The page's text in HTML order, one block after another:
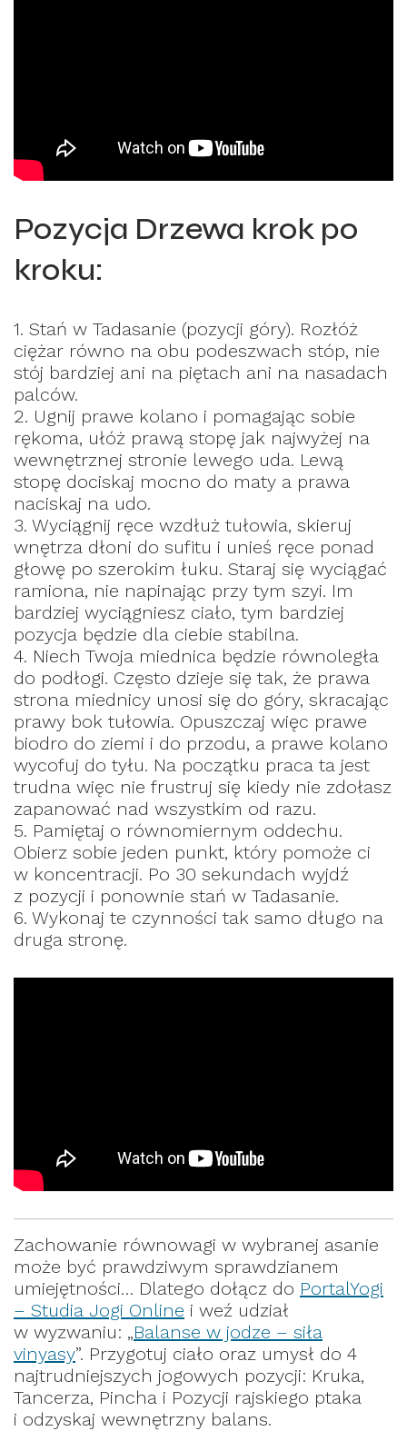
Pozycja Drzewa krok po
kroku:
1. Stań w Tadasanie (pozycji góry). Rozłóż
ciężar równo na obu podeszwach stóp, nie
stój bardziej ani na piętach ani na nasadach
palców.
2. Ugnij prawe kolano i pomagając sobie
rękoma, ułóż prawą stopę jak najwyżej na
wewnętrznej stronie lewego uda. Lewą
stopę dociskaj mocno do maty a prawa
naciskaj na udo.
3. Wyciągnij ręce wzdłuż tułowia, skieruj
wnętrza dłoni do sufitu i unieś ręce ponad
głowę po szerokim łuku. Staraj się wyciągać
ramiona, nie napinając przy tym szyi. Im
bardziej wyciągniesz ciało, tym bardziej
pozycja będzie dla ciebie stabilna.
4. Niech Twoja miednica będzie równoległa
do podłogi. Często dzieje się tak, że prawa
strona miednicy unosi się do góry, skracając
prawy bok tułowia. Opuszczaj więc prawe
biodro do ziemi i do przodu, a prawe kolano
wycofuj do tyłu. Na początku praca ta jest
trudna więc nie frustruj się kiedy nie zdołasz
zapanować nad wszystkim od razu.
5. Pamiętaj o równomiernym oddechu.
Obierz sobie jeden punkt, który pomoże ci
w koncentracji. Po 30 sekundach wyjdź
z pozycji i ponownie stań w Tadasanie.
6. Wykonaj te czynności tak samo długo na
druga stronę.
Zachowanie równowagi w wybranej asanie
może być prawdziwym sprawdzianem
umiejętności… Dlatego dołącz do PortalYogi
– Studia Jogi Online i weź udział
w wyzwaniu: „Balanse w jodze – siła
vinyasy”. Przygotuj ciało oraz umysł do 4
najtrudniejszych jogowych pozycji: Kruka,
Tancerza, Pincha i Pozycji rajskiego ptaka
i odzyskaj wewnętrzny balans.